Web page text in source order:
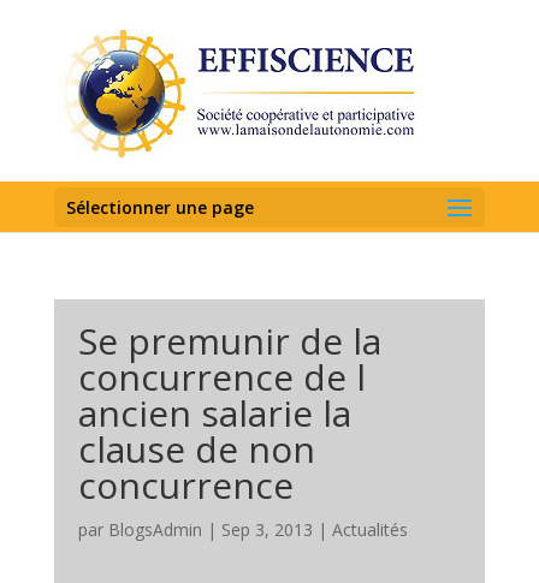
Sélectionner une page
Se premunir de la
concurrence de l
ancien salarie la
clause de non
concurrence
par BlogsAdmin | Sep 3, 2013 | Actualités